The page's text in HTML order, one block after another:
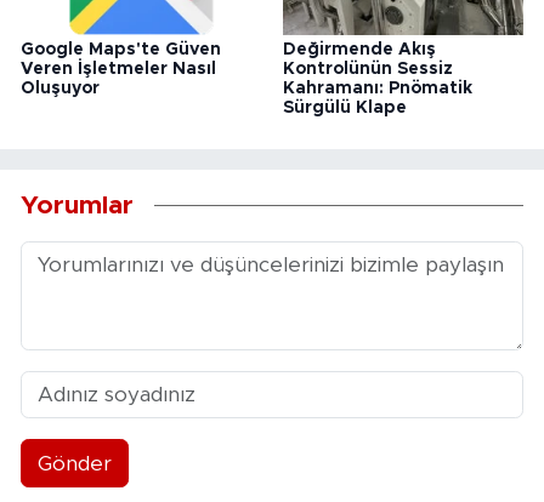
Google Maps'te Güven
Veren İşletmeler Nasıl
Oluşuyor
Değirmende Akış
Kontrolünün Sessiz
Kahramanı: Pnömatik
Sürgülü Klape
Yorumlar
Gönder